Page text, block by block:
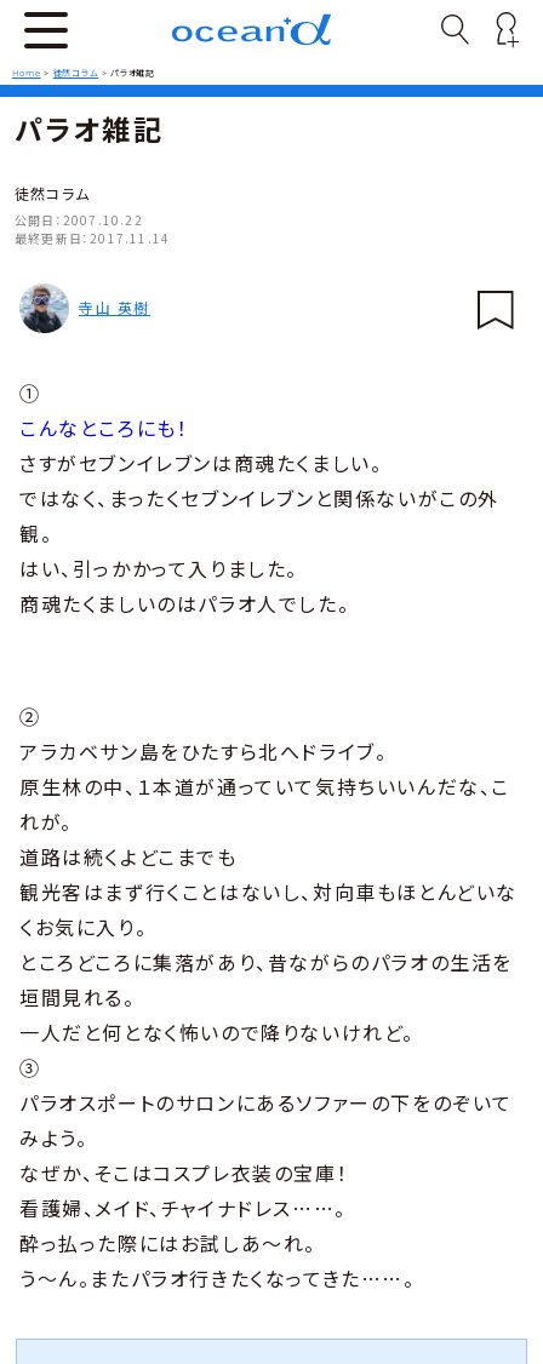
Home > 徒然コラム >パラオ雑記
パラオ雑記
徒然コラム
公開日： 2007.10.22
最終更新日： 2017.11.14
寺山 英樹
①
こんなところにも！
さすがセブンイレブンは商魂たくましい。
ではなく、まったくセブンイレブンと関係ないがこの外
観。
はい、引っかかって入りました。
商魂たくましいのはパラオ人でした。
②
アラカベサン島をひたすら北へドライブ。
原生林の中、１本道が通っていて気持ちいいんだな、こ
れが。
道路は続くよどこまでも
観光客はまず行くことはないし、対向車もほとんどいな
くお気に入り。
ところどころに集落があり、昔ながらのパラオの生活を
垣間見れる。
一人だと何となく怖いので降りないけれど。
③
パラオスポートのサロンにあるソファーの下をのぞいて
みよう。
なぜか、そこはコスプレ衣装の宝庫！
看護婦、メイド、チャイナドレス……。
酔っ払った際にはお試しあ〜れ。
う〜ん。またパラオ行きたくなってきた……。